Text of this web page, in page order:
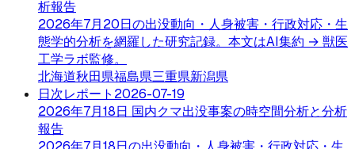
析報告
2026年7月20日の出没動向・人身被害・行政対応・生
態学的分析を網羅した研究記録。本文はAI集約 → 獣医
工学ラボ監修。
北海道秋田県福島県三重県新潟県
日次レポート 2026-07-19
2026年7月18日 国内クマ出没事案の時空間分析と分析
報告